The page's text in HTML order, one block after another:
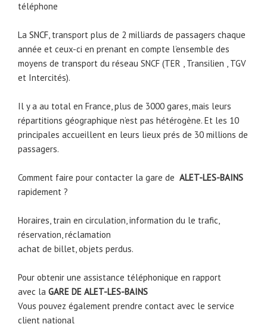
téléphone
La SNCF, transport plus de 2 milliards de passagers chaque
année et ceux-ci en prenant en compte l’ensemble des
moyens de transport du réseau SNCF (TER , Transilien , TGV
et Intercités).
Il y a au total en France, plus de 3000 gares, mais leurs
répartitions géographique n’est pas hétérogène. Et les 10
principales accueillent en leurs lieux prés de 30 millions de
passagers.
Comment faire pour contacter la gare de ALET-LES-BAINS
rapidement ?
Horaires, train en circulation, information du le trafic,
réservation, réclamation
achat de billet, objets perdus.
Pour obtenir une assistance téléphonique en rapport
avec la GARE DE ALET-LES-BAINS
Vous pouvez également prendre contact avec le service
client national